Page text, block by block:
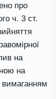
про
ч. 3 ст.
на
на
вимаганням